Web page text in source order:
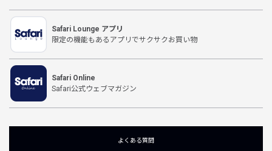
Safari Lounge アプリ
限定の機能もあるアプリでサクサクお買い物
Safari Online
Safari公式ウェブマガジン
よくある質問